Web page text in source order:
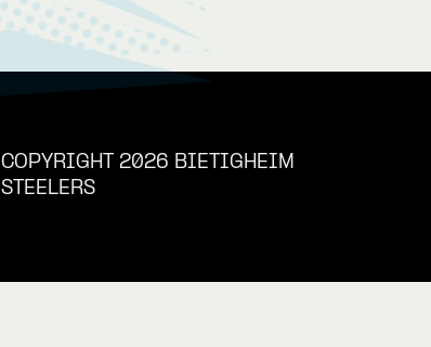
COPYRIGHT 2026 BIETIGHEIM
STEELERS